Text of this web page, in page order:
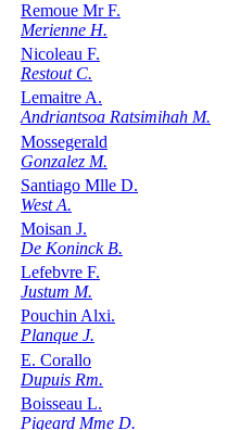
Remoue Mr F.
Merienne H.
Nicoleau F.
Restout C.
Lemaitre A.
Andriantsoa Ratsimihah M.
Mossegerald
Gonzalez M.
Santiago Mlle D.
West A.
Moisan J.
De Koninck B.
Lefebvre F.
Justum M.
Pouchin Alxi.
Planque J.
E. Corallo
Dupuis Rm.
Boisseau L.
Pigeard Mme D.